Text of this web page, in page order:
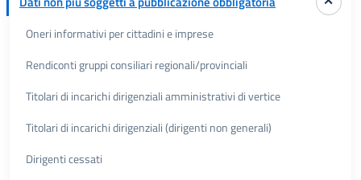
Oneri informativi per cittadini e imprese
Rendiconti gruppi consiliari regionali/provinciali
Titolari di incarichi dirigenziali amministrativi di vertice
Titolari di incarichi dirigenziali (dirigenti non generali)
Dirigenti cessati